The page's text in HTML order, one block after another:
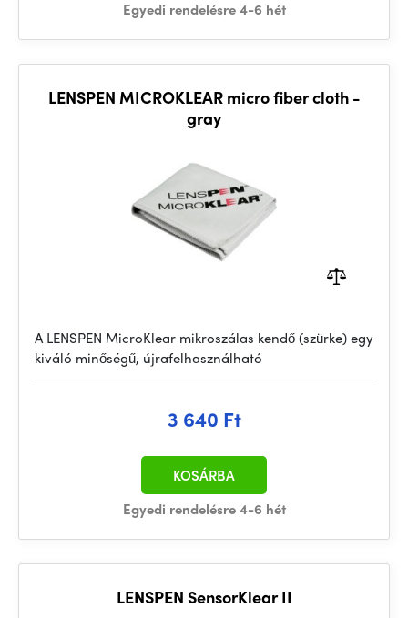
Egyedi rendelésre 4-6 hét
LENSPEN MICROKLEAR micro fiber cloth -
gray
A LENSPEN MicroKlear mikroszálas kendő (szürke) egy
kiváló minőségű, újrafelhasználható
3 640 Ft
Egyedi rendelésre 4-6 hét
KOSÁRBA
LENSPEN SensorKlear II